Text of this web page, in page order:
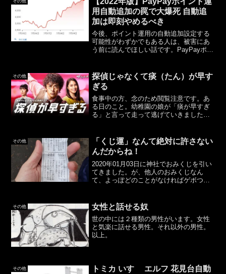
用自動追加の罠で大爆死 自動追
加は即刻やめるべき
今後、ポイント運用の自動追加設定する
可能性がわずかでもある人は、被害にあ
う前に読んでほしい話です。PayPayポイ
PayPayのポイントで疑似的に株式投資
が...
その他
探偵じゃなくて痰（たん）が早す
ぎる
食事中の方、念のため閲覧注意です。あ
る日のこと。幼稚園の娘が「痰が早すぎ
る」と言って走って逃げていきました。
娘を落ち着かせて詳しく聞いてみると、
私が痰をティッシュに出す...
その他
「くじ運」なんて絶対に許さない
んだからね！
2020年01月03日に神社でおみくじを引い
てきました。が、他人のおみくじなん
て、よっぽどのことがなければゲボつま
吉だったので、少し期待したのですが…
私はくじ運が悪い私...
その他 女性と話せる奴
世の中には２種類の男性がいます。女性
と気楽に話せる男性。それ以外の男性。
以上。
その他
トミカ いすゞ エルフ 花見台自動